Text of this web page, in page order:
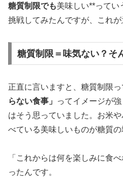
糖質制限でも美味しい**ってい
挑戦してみたんですが、これが
糖質制限＝味気ない？そ
正直に言いますと、糖質制限っ
らない食事」
ってイメージが
はそう思っていました。お米
べている美味しいものが糖質の
「これからは何を楽しみに食
ったんです。